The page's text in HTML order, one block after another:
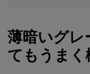
薄暗いグレ
てもうまく